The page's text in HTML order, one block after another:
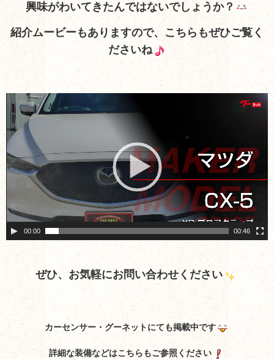
興味がわいてきたんではないでしょうか？
紹介ムービーもありますので、こちらもぜひご覧く
ださいね
動
画
プ
レ
ー
ー
00:00 00:46
ぜひ、お気軽にお問い合わせください
カーセンサー・グーネットにても掲載中です
詳細な装備などはこちらもご参照ください